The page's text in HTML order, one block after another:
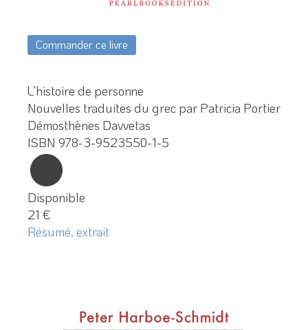
Commander ce livre
L’histoire de personne
Nouvelles traduites du grec par Patricia Portier
Démosthènes Davvetas
ISBN 978-3-9523550-1-5
Disponible
21 €
Résumé, extrait